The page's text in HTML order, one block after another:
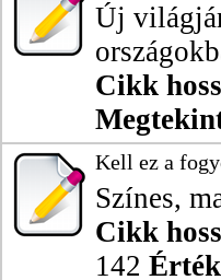
Új
Cikk
Kell ez a
Színes,
Cikk
142